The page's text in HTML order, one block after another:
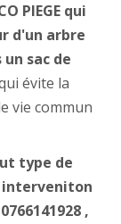
PIEGE qui
d'un arbre
sac de
évite la
vie commun
type de
interveniton
,